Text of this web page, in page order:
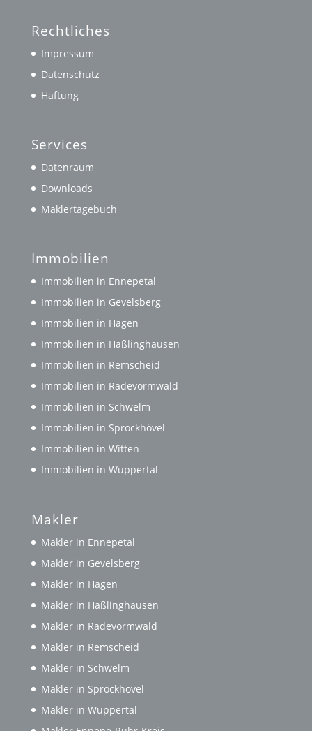
Rechtliches
Impressum
Datenschutz
Haftung
Services
Datenraum
Downloads
Maklertagebuch
Immobilien
Immobilien in Ennepetal
Immobilien in Gevelsberg
Immobilien in Hagen
Immobilien in Haßlinghausen
Immobilien in Remscheid
Immobilien in Radevormwald
Immobilien in Schwelm
Immobilien in Sprockhövel
Immobilien in Witten
Immobilien in Wuppertal
Makler
Makler in Ennepetal
Makler in Gevelsberg
Makler in Hagen
Makler in Haßlinghausen
Makler in Radevormwald
Makler in Remscheid
Makler in Schwelm
Makler in Sprockhövel
Makler in Wuppertal